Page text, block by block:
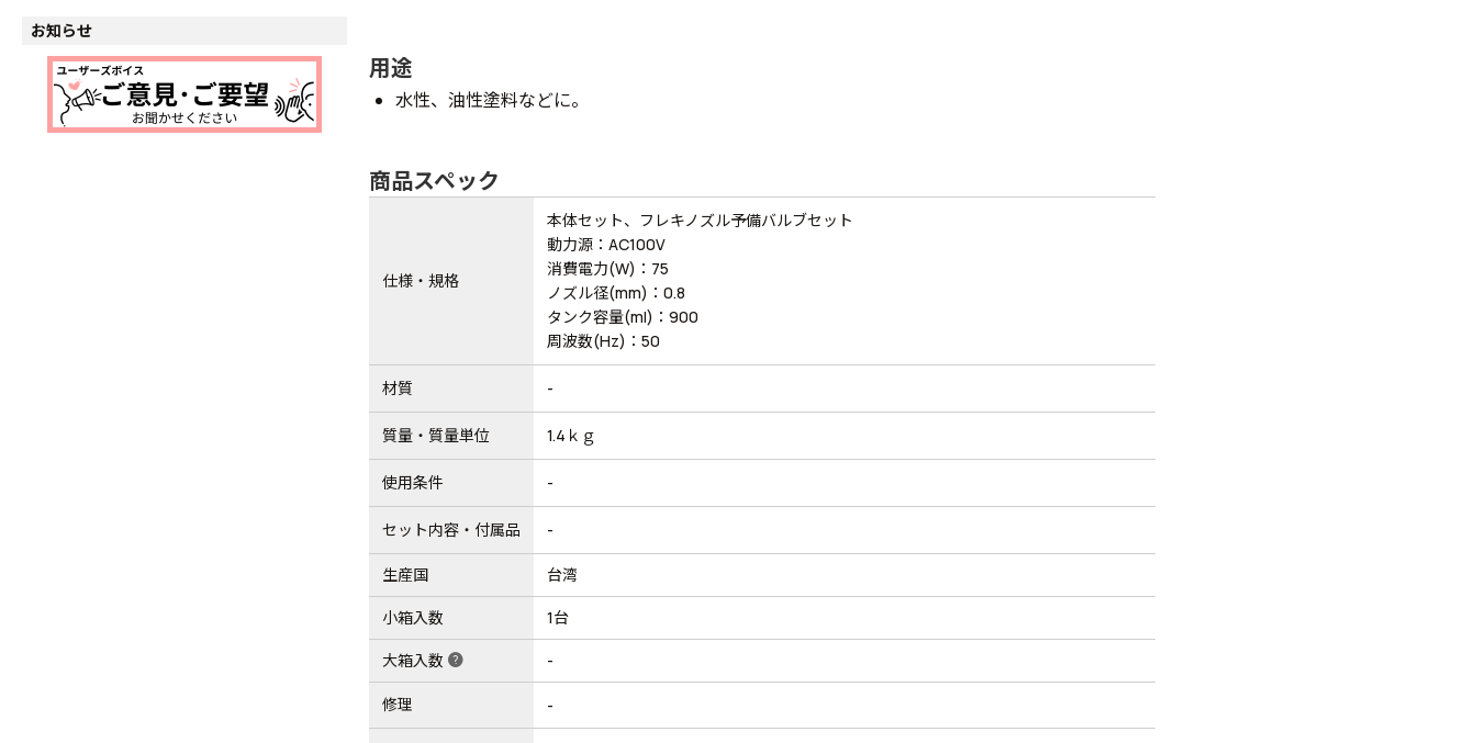
お知らせ
用途
水性、油性塗料などに。
商品スペック
仕様・規格
本体セット、フレキノズル予備バルブセット
動力源：AC100V
消費電力(W)：75
ノズル径(mm)：0.8
タンク容量(ml)：900
周波数(Hz)：50
材質 -
質量・質量単位 1.4ｋｇ
使用条件 -
セット内容・付属品 -
生産国 台湾
小箱入数 1台
大箱入数 help -
修理 -